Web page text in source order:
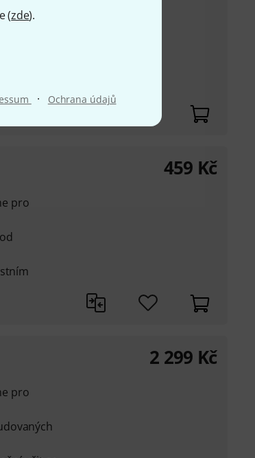
(zde).
· Ochrana údajů
pro
pro
459 Kč
pro
2 299 Kč